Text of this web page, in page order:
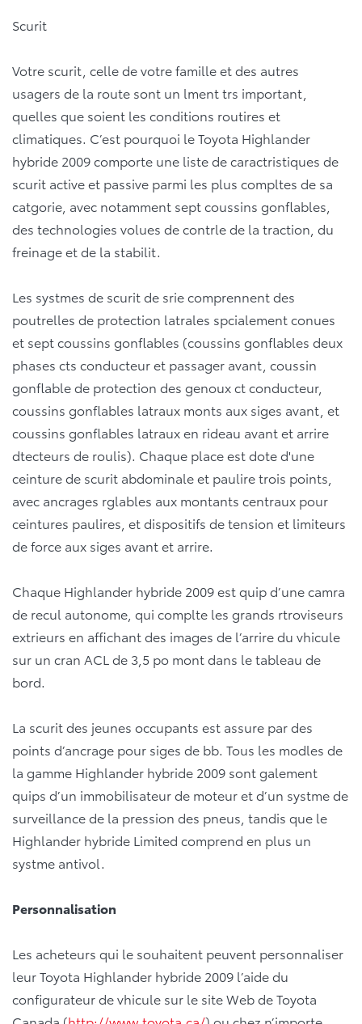
Scurit
Votre scurit, celle de votre famille et des autres
usagers de la route sont un lment trs important,
quelles que soient les conditions routires et
climatiques. C’est pourquoi le Toyota Highlander
hybride 2009 comporte une liste de caractristiques de
scurit active et passive parmi les plus compltes de sa
catgorie, avec notamment sept coussins gonflables,
des technologies volues de contrle de la traction, du
freinage et de la stabilit.
Les systmes de scurit de srie comprennent des
poutrelles de protection latrales spcialement conues
et sept coussins gonflables (coussins gonflables deux
phases cts conducteur et passager avant, coussin
gonflable de protection des genoux ct conducteur,
coussins gonflables latraux monts aux siges avant, et
coussins gonflables latraux en rideau avant et arrire
dtecteurs de roulis). Chaque place est dote d'une
ceinture de scurit abdominale et paulire trois points,
avec ancrages rglables aux montants centraux pour
ceintures paulires, et dispositifs de tension et limiteurs
de force aux siges avant et arrire.
Chaque Highlander hybride 2009 est quip d’une camra
de recul autonome, qui complte les grands rtroviseurs
extrieurs en affichant des images de l’arrire du vhicule
sur un cran ACL de 3,5 po mont dans le tableau de
bord.
La scurit des jeunes occupants est assure par des
points d’ancrage pour siges de bb. Tous les modles de
la gamme Highlander hybride 2009 sont galement
quips d’un immobilisateur de moteur et d’un systme de
surveillance de la pression des pneus, tandis que le
Highlander hybride Limited comprend en plus un
systme antivol.
Personnalisation
Les acheteurs qui le souhaitent peuvent personnaliser
leur Toyota Highlander hybride 2009 l’aide du
configurateur de vhicule sur le site Web de Toyota